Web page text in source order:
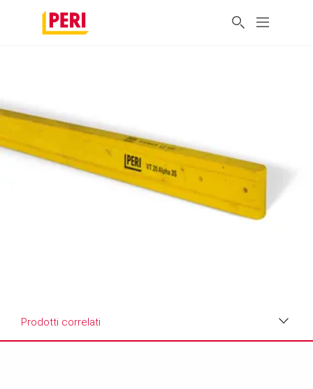
Prodotti correlati